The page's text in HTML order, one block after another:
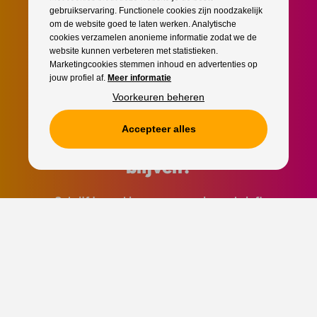
Als eerste op de hoogte
blijven?
Schrijf je snel in voor onze nieuwsbrief!
gebruikservaring. Functionele cookies zijn noodzakelijk
om de website goed te laten werken. Analytische
cookies verzamelen anonieme informatie zodat we de
website kunnen verbeteren met statistieken.
Marketingcookies stemmen inhoud en advertenties op
jouw profiel af. Meer informatie
Voorkeuren beheren
Accepteer alles